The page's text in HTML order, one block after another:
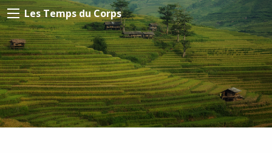
Les Temps du Corps